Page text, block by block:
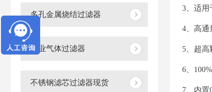
多孔金属烧结过滤器
工业气体过滤器
不锈钢滤芯过滤器现货
3、适用
4、高通
5、超高
6、
7、内置